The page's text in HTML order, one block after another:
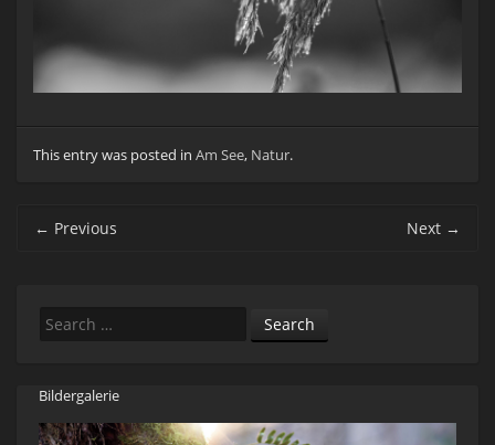
This entry was posted in Am See, Natur.
← Previous Next →
Search
Bildergalerie